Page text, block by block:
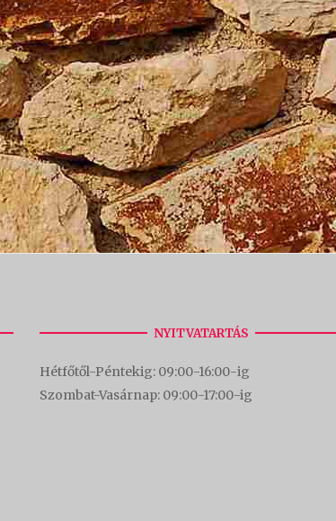
NYITVATARTÁS
Hétfőtől-Péntekig: 09:00-16:00-ig
Szombat-Vasárnap: 09:00-17:00-ig